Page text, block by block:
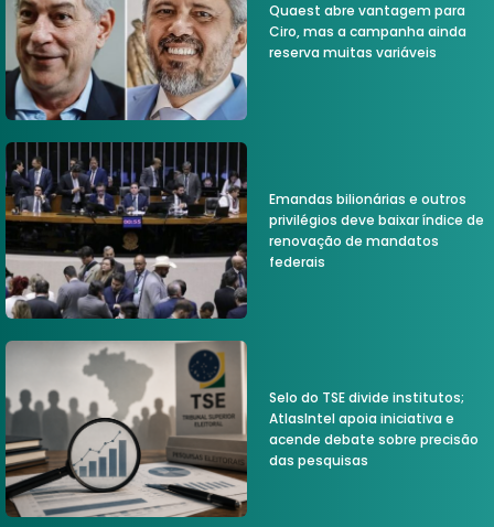
Quaest abre vantagem para
Ciro, mas a campanha ainda
reserva muitas variáveis
Emandas bilionárias e outros
privilégios deve baixar índice de
renovação de mandatos
federais
Selo do TSE divide institutos;
AtlasIntel apoia iniciativa e
acende debate sobre precisão
das pesquisas